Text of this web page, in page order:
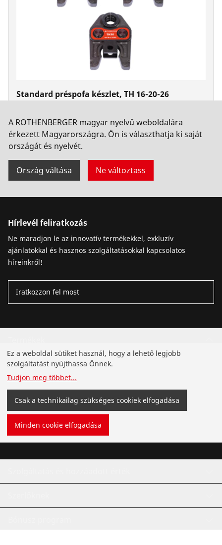
Standard préspofa készlet, TH 16-20-26
A ROTHENBERGER magyar nyelvű weboldalára
érkezett Magyarországra. Ön is választhatja ki saját
országát és nyelvét.
Ország váltása Ne változtass
Hírlevél feliratkozás
Ne maradjon le az innovatív termékekkel, exkluzív
ajánlatokkal és hasznos szolgáltatásokkal kapcsolatos
híreinkről!
Iratkozzon fel most
Telepítés
Szervíz és karbantartás
Hűtés- és Klímatehnika
Általános szerszámok
Ez a weboldal sütiket használ, hogy a lehető legjobb
szolgáltatást nyújthassa Önnek.
Tudjon meg többet...
Csak a technikailag szükséges cookiek elfogadása
Minden cookie elfogadása